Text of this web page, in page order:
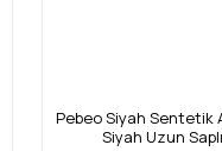
Pebeo Siyah Sentetik
Siyah Uzun